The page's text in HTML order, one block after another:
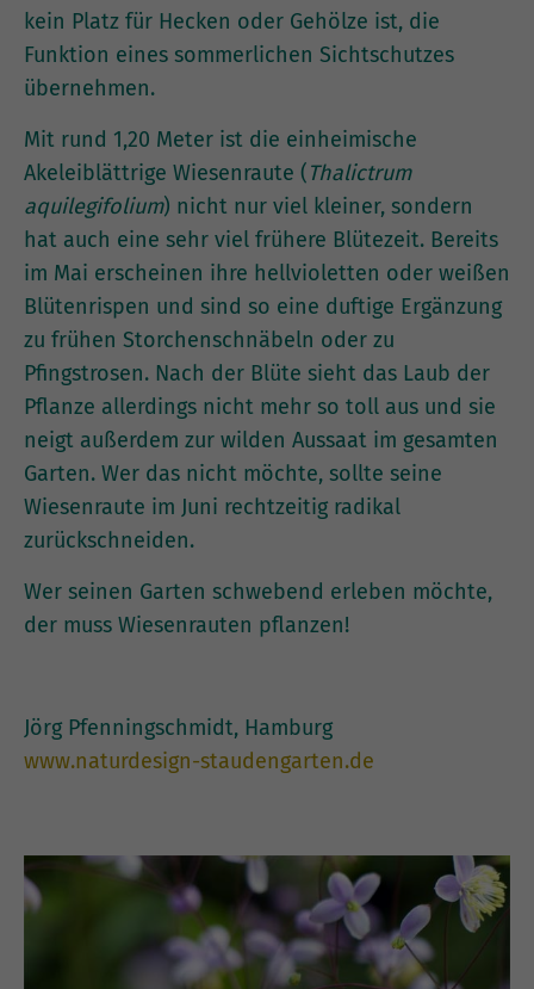
kein Platz für Hecken oder Gehölze ist, die
Funktion eines sommerlichen Sichtschutzes
übernehmen.
Mit rund 1,20 Meter ist die einheimische
Akeleiblättrige Wiesenraute (Thalictrum
aquilegifolium) nicht nur viel kleiner, sondern
hat auch eine sehr viel frühere Blütezeit. Bereits
im Mai erscheinen ihre hellvioletten oder weißen
Blütenrispen und sind so eine duftige Ergänzung
zu frühen Storchenschnäbeln oder zu
Pfingstrosen. Nach der Blüte sieht das Laub der
Pflanze allerdings nicht mehr so toll aus und sie
neigt außerdem zur wilden Aussaat im gesamten
Garten. Wer das nicht möchte, sollte seine
Wiesenraute im Juni rechtzeitig radikal
zurückschneiden.
Wer seinen Garten schwebend erleben möchte,
der muss Wiesenrauten pflanzen!
Jörg Pfenningschmidt, Hamburg
www.naturdesign-staudengarten.de